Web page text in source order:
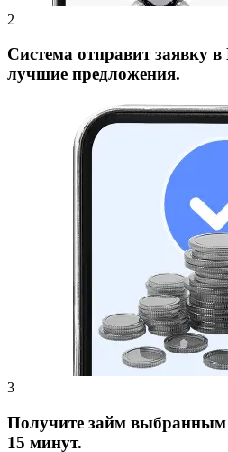
Система отправит заявку
лучшие предложения.
Получите займ выбранным
15 минут.